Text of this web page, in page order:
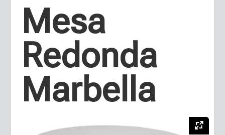
Mesa
Redonda
Marbella